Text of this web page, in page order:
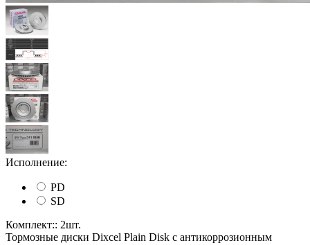
Исполнение:
PD
SD
Комплект:: 2шт.
Тормозные диски Dixcel Plain Disk с антикоррозионным